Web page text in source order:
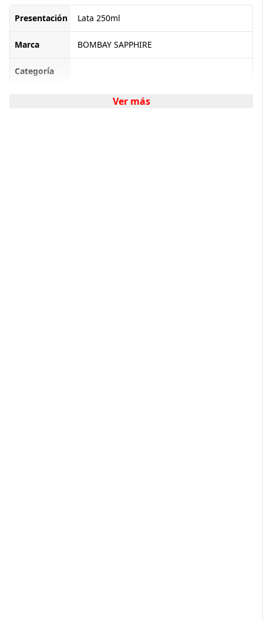
Presentación Lata 250ml
Marca BOMBAY SAPPHIRE
Categoría
Ver más